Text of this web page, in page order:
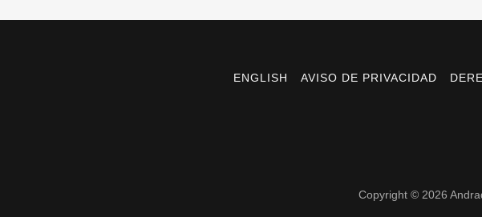
ENGLISH AVISO DE PRIVACIDAD
Copyright © 2026